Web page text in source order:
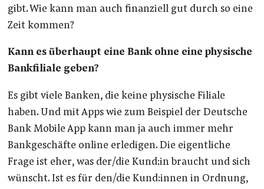
gibt. Wie kann man auch finanziell gut durch so eine
Zeit kommen?
Kann es überhaupt eine Bank ohne eine physische
Bankfiliale geben?
Es gibt viele Banken, die keine physische Filiale
haben. Und mit Apps wie zum Beispiel der Deutsche
Bank Mobile App kann man ja auch immer mehr
Bankgeschäfte online erledigen. Die eigentliche
Frage ist eher, was der/die Kund:in braucht und sich
wünscht. Ist es für den/die Kund:innen in Ordnung,